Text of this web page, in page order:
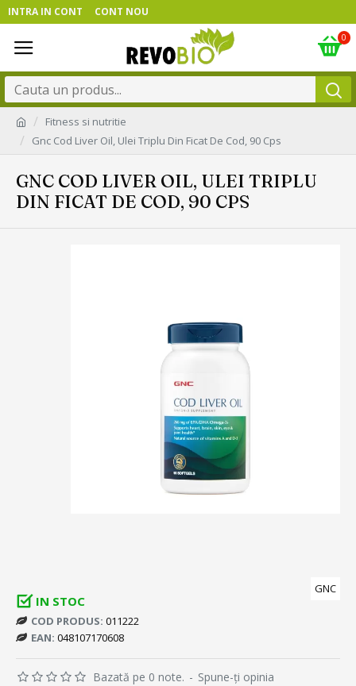
INTRA IN CONT CONT NOU
0
Fitness si nutritie
Gnc Cod Liver Oil, Ulei Triplu Din Ficat De Cod, 90 Cps
GNC COD LIVER OIL, ULEI TRIPLU
DIN FICAT DE COD, 90 CPS
IN STOC
COD PRODUS: 011222
EAN: 048107170608
GNC
Bazată pe 0 note. - Spune-ţi opinia